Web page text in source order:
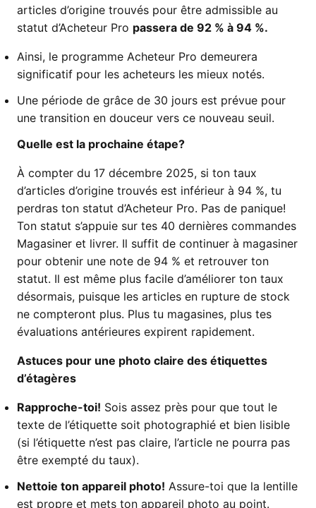
articles d’origine trouvés pour être admissible au
statut d’Acheteur Pro passera de 92 % à 94 %.
Ainsi, le programme Acheteur Pro demeurera
significatif pour les acheteurs les mieux notés.
Une période de grâce de 30 jours est prévue pour
une transition en douceur vers ce nouveau seuil.
Quelle est la prochaine étape?
À compter du 17 décembre 2025, si ton taux
d’articles d’origine trouvés est inférieur à 94 %, tu
perdras ton statut d’Acheteur Pro. Pas de panique!
Ton statut s’appuie sur tes 40 dernières commandes
Magasiner et livrer. Il suffit de continuer à magasiner
pour obtenir une note de 94 % et retrouver ton
statut. Il est même plus facile d’améliorer ton taux
désormais, puisque les articles en rupture de stock
ne compteront plus. Plus tu magasines, plus tes
évaluations antérieures expirent rapidement.
Astuces pour une photo claire des étiquettes
d’étagères
Rapproche-toi! Sois assez près pour que tout le
texte de l’étiquette soit photographié et bien lisible
(si l’étiquette n’est pas claire, l’article ne pourra pas
être exempté du taux).
Nettoie ton appareil photo! Assure-toi que la lentille
est propre et mets ton appareil photo au point.